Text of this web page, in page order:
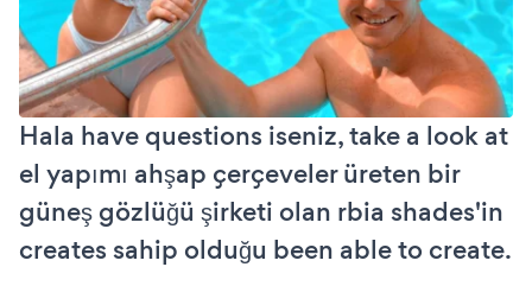
Hala have questions iseniz, take a look at
el yapımı ahşap çerçeveler üreten bir
güneş gözlüğü şirketi olan rbia shades'in
creates sahip olduğu been able to create.